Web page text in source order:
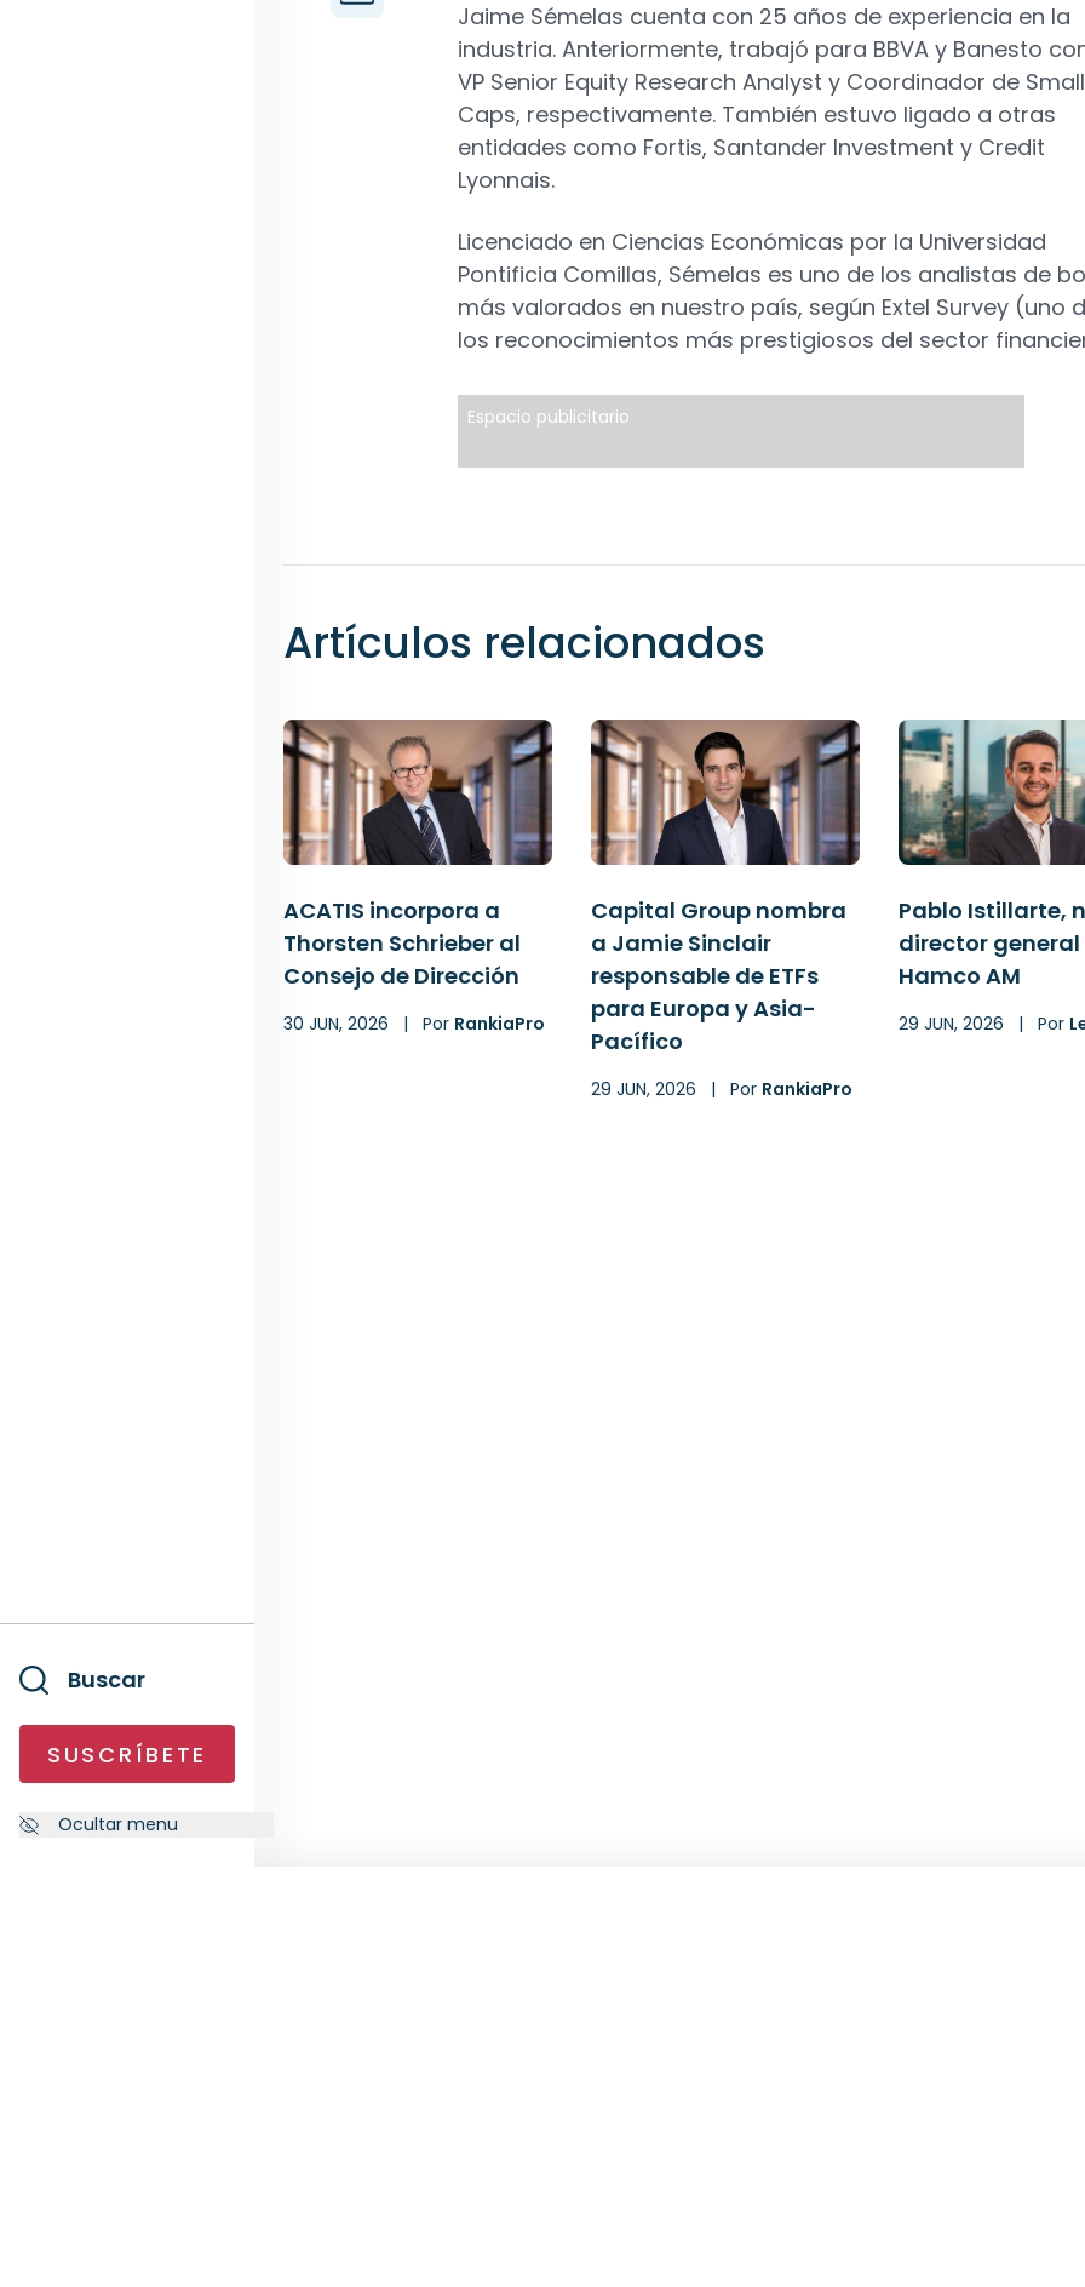
Buscar
SUSCRÍBETE
Ocultar menu
Jaime Sémelas cuenta con 25 años de experiencia en la
industria. Anteriormente, trabajó para BBVA y Banesto
VP Senior Equity Research Analyst y Coordinador de Small
Caps, respectivamente. También estuvo ligado a otras
entidades como Fortis, Santander Investment y Credit
Lyonnais.
Licenciado en Ciencias Económicas por la Universidad
Pontificia Comillas, Sémelas es uno de los analistas de
más valorados en nuestro país, según Extel Survey (uno
los reconocimientos más prestigiosos del sector
Espacio publicitario
Artículos relacionados
ACATIS incorpora a
Thorsten Schrieber al
Consejo de Dirección
30 JUN, 2026 | Por RankiaPro
Capital Group nombra
a Jamie Sinclair
responsable de ETFs
para Europa y Asia-
Pacífico
29 JUN, 2026 | Por RankiaPro
Pablo Istillarte,
director general
Hamco AM
29 JUN, 2026 | Por